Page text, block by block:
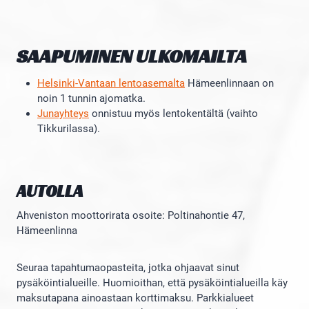
SAAPUMINEN ULKOMAILTA
Helsinki-Vantaan lentoasemalta Hämeenlinnaan on
noin 1 tunnin ajomatka.
Junayhteys onnistuu myös lentokentältä (vaihto
Tikkurilassa).
AUTOLLA
Ahveniston moottorirata osoite: Poltinahontie 47,
Hämeenlinna
Seuraa tapahtumaopasteita, jotka ohjaavat sinut
pysäköintialueille. Huomioithan, että pysäköintialueilla käy
maksutapana ainoastaan korttimaksu. Parkkialueet